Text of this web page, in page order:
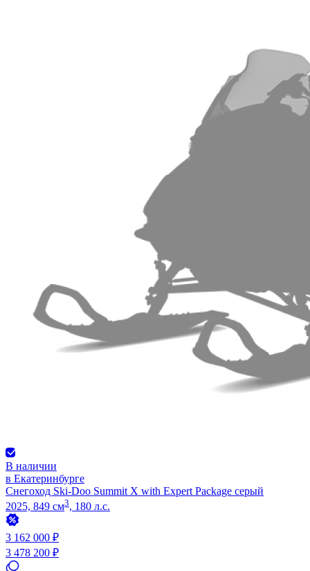
В наличии
в Екатеринбурге
Снегоход Ski-Doo Summit X with Expert Package серый
2025, 849 см3, 180 л.с.
3 162 000 ₽
3 478 200 ₽